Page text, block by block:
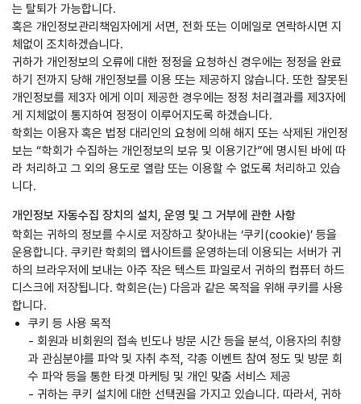
는 탈퇴가 가능합니다.
혹은 개인정보관리책임자에게 서면, 전화 또는 이메일로 연락하시면 지
체없이 조치하겠습니다.
귀하가 개인정보의 오류에 대한 정정을 요청하신 경우에는 정정을 완료
하기 전까지 당해 개인정보를 이용 또는 제공하지 않습니다. 또한 잘못된
개인정보를 제3자 에게 이미 제공한 경우에는 정정 처리결과를 제3자에
게 지체없이 통지하여 정정이 이루어지도록 하겠습니다.
학회는 이용자 혹은 법정 대리인의 요청에 의해 해지 또는 삭제된 개인정
보는 “학회가 수집하는 개인정보의 보유 및 이용기간”에 명시된 바에 따
라 처리하고 그 외의 용도로 열람 또는 이용할 수 없도록 처리하고 있습
니다.
개인정보 자동수집 장치의 설치, 운영 및 그 거부에 관한 사항
학회는 귀하의 정보를 수시로 저장하고 찾아내는 ‘쿠키(cookie)’ 등을
운용합니다. 쿠키란 학회의 웹사이트를 운영하는데 이용되는 서버가 귀
하의 브라우저에 보내는 아주 작은 텍스트 파일로서 귀하의 컴퓨터 하드
디스크에 저장됩니다. 학회은(는) 다음과 같은 목적을 위해 쿠키를 사용
합니다.
쿠키 등 사용 목적
- 회원과 비회원의 접속 빈도나 방문 시간 등을 분석, 이용자의 취향
과 관심분야를 파악 및 자취 추적, 각종 이벤트 참여 정도 및 방문 회
수 파악 등을 통한 타겟 마케팅 및 개인 맞춤 서비스 제공
- 귀하는 쿠키 설치에 대한 선택권을 가지고 있습니다. 따라서, 귀하